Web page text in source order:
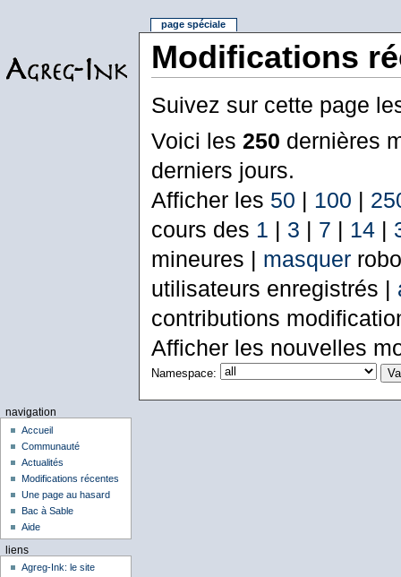
Modifications
Suivez sur cette page
Voici les 250 dernières
derniers jours.
Afficher les 50 | 100 |
cours des 1 | 3 | 7 | 14|
mineures | masquer
utilisateurs enregistrés |
contributions
Afficher les nouvelles
Namespace:
page spéciale
navigation
Accueil
Communauté
Actualités
Modifications récentes
Une page au hasard
Bac à Sable
Aide
liens
Agreg-Ink: le site